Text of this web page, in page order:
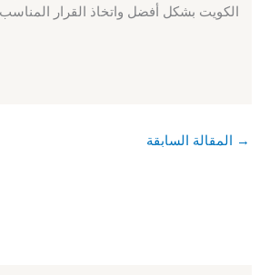
الكويت بشكل أفضل واتخاذ القرار
→ المقالة السابقة